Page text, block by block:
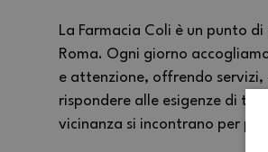
La Farmacia Coli è un punto
Roma. Ogni giorno
e attenzione, offrendo servizi,
rispondere alle esigenze di
vicinanza si incontrano per